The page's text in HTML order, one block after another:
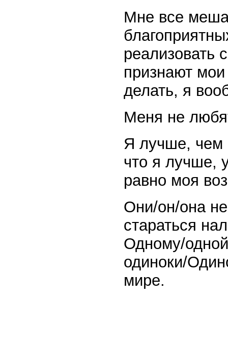
Мне все
реализовать
признают
делать, я
Меня не
Я лучше, чем
что я лучше,
равно моя
Они/он/она
стараться
Одному/
одиноки/
мире.